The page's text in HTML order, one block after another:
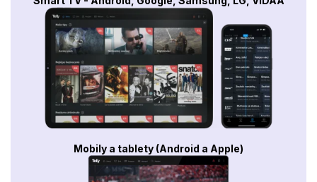
Mobily a tablety (Android a Apple)